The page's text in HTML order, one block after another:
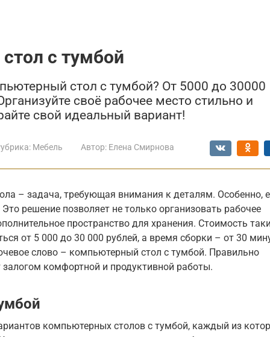
с тумбой
стол с тумбой? От 5000 до 30000
своё рабочее место стильно и
свой идеальный вариант!
Мебель Автор: Елена Смирнова
– задача, требующая внимания к деталям. Особенно,
решение позволяет не только организовать рабочее
пространство для хранения. Стоимость
от 5 000 до 30 000 рублей, а время сборки – от 30
слово – компьютерный стол с тумбой. Правильно
залогом комфортной и продуктивной работы.
компьютерных столов с тумбой, каждый из